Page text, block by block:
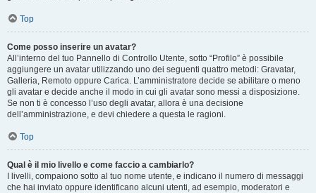
Top
Come posso inserire un avatar?
All’interno del tuo Pannello di Controllo Utente, sotto “Profilo” è possibile
aggiungere un avatar utilizzando uno dei seguenti quattro metodi: Gravatar,
Galleria, Remoto oppure Carica. L’amministratore decide se abilitare o meno
gli avatar e decide anche il modo in cui gli avatar sono messi a disposizione.
Se non ti è concesso l’uso degli avatar, allora è una decisione
dell’amministrazione, e devi chiedere a questa le ragioni.
Top
Qual è il mio livello e come faccio a cambiarlo?
I livelli, compaiono sotto al tuo nome utente, e indicano il numero di messaggi
che hai inviato oppure identificano alcuni utenti, ad esempio, moderatori e